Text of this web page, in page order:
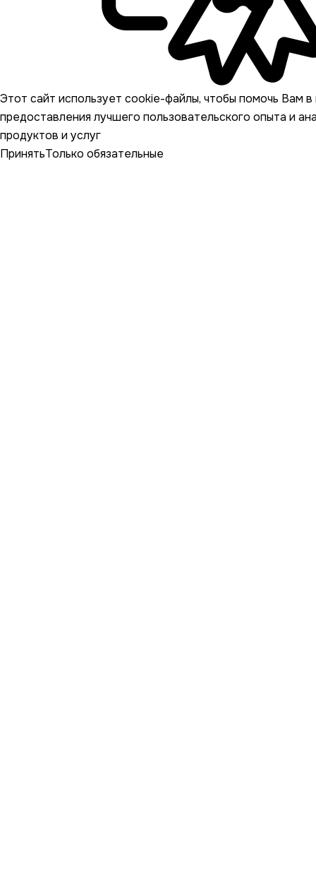
Этот сайт использует cookie-файлы, чтобы помочь Вам в
предоставления лучшего пользовательского опыта и
продуктов и услуг
ПринятьТолько обязательные